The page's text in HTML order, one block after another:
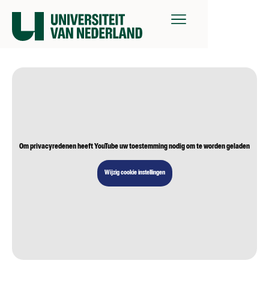
Om privacyredenen heeft YouTube uw toestemming nodig om te worden geladen
Wijzig cookie instellingen